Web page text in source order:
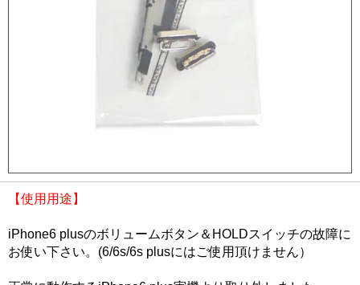
【使用用途】
iPhone6 plusのボリュームボタン＆HOLDスイッチの故障に
お使い下さい。(6/6s/6s plusにはご使用頂けません）